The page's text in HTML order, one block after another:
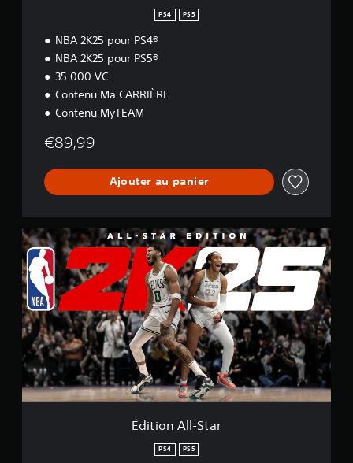
PS4 PS5
NBA 2K25 pour PS4®
NBA 2K25 pour PS5®
35 000 VC
Contenu Ma CARRIÈRE
Contenu MyTEAM
€89,99
Ajouter au panier
É
d
i
t
i
o
n
A
l
S
t
Édition All-Star
PS4 PS5